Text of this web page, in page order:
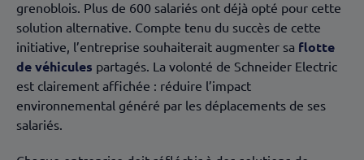
grenoblois. Plus de 600 salariés ont déjà opté pour cette
solution alternative. Compte tenu du succès de cette
initiative, l’entreprise souhaiterait augmenter sa flotte
de véhicules partagés. La volonté de Schneider Electric
est clairement affichée : réduire l’impact
environnemental généré par les déplacements de ses
salariés.